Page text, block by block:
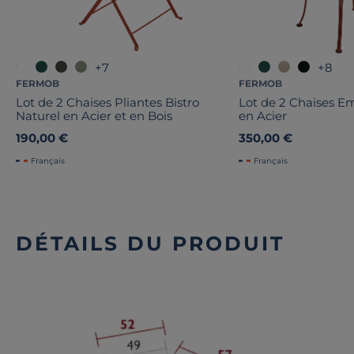
+7
FERMOB
Lot de 2 Chaises Pliantes Bistro
Naturel en Acier et en Bois
190,00 €
Français
+8
FERMOB
Lot de 2 Chaises
en Acier
350,00 €
Français
DÉTAILS DU PRODUIT